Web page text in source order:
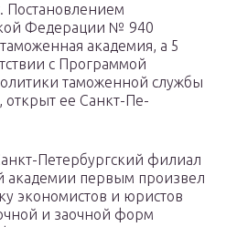
Федерации № 940
академия, а 5
с Программой
та­моженной службы
открыт ее Санкт-Пе­
Петербургский филиал
академии первым произвел
экономистов и юристов
и заочной форм